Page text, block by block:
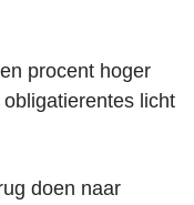
procent hoger
licht
doen naar